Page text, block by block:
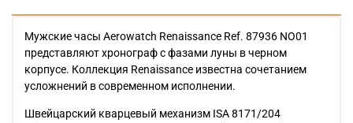
Мужские часы Aerowatch Renaissance Ref. 87936 NO01
представляют хронограф с фазами луны в черном
корпусе. Коллекция Renaissance известна сочетанием
усложнений в современном исполнении.
Швейцарский кварцевый механизм ISA 8171/204